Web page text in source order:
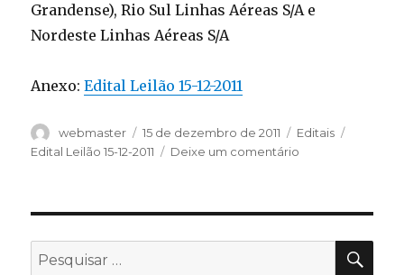
Grandense), Rio Sul Linhas Aéreas S/A e
Nordeste Linhas Aéreas S/A
Anexo:Edital Leilão 15-12-2011
Autor
webmaster
Publicado
em
15 de dezembro de 2011 Categorias
Editais
Edital Leilão 15-12-2011
Deixe um comentário
Pesquisar